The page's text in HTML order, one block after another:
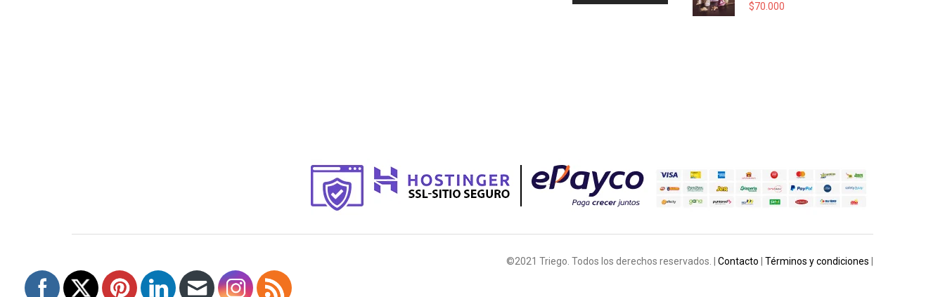
$70.000
©2021 Triego. Todos los derechos reservados. | Contacto Términos y condiciones